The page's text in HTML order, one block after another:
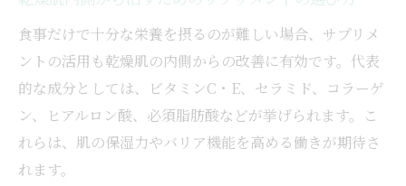
食事だけで十分な栄養を摂るのが難しい場合、サプリメ
ントの活用も乾燥肌の内側からの改善に有効です。代表
的な成分としては、ビタミンC・E、セラミド、コラーゲ
ン、ヒアルロン酸、必須脂肪酸などが挙げられます。こ
れらは、肌の保湿力やバリア機能を高める働きが期待さ
れます。